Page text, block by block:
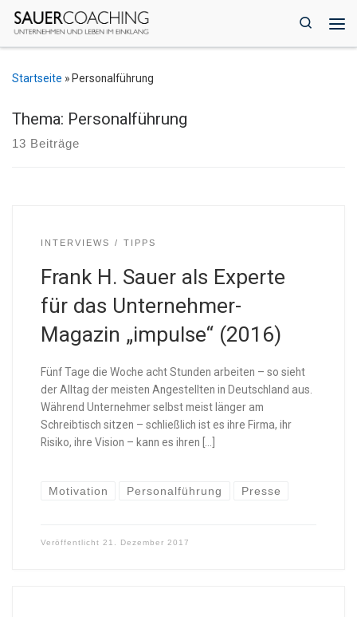
Zum Inhalt springen
Search
Startseite » Personalführung
Thema: Personalführung
13 Beiträge
INTERVIEWS TIPPS
Frank H. Sauer als Experte
für das Unternehmer-
Magazin „impulse“ (2016)
Fünf Tage die Woche acht Stunden arbeiten – so sieht
der Alltag der meisten Angestellten in Deutschland aus.
Während Unternehmer selbst meist länger am
Schreibtisch sitzen – schließlich ist es ihre Firma, ihr
Risiko, ihre Vision – kann es ihren […]
Motivation Personalführung Presse
Veröffentlicht 21. Dezember 2017